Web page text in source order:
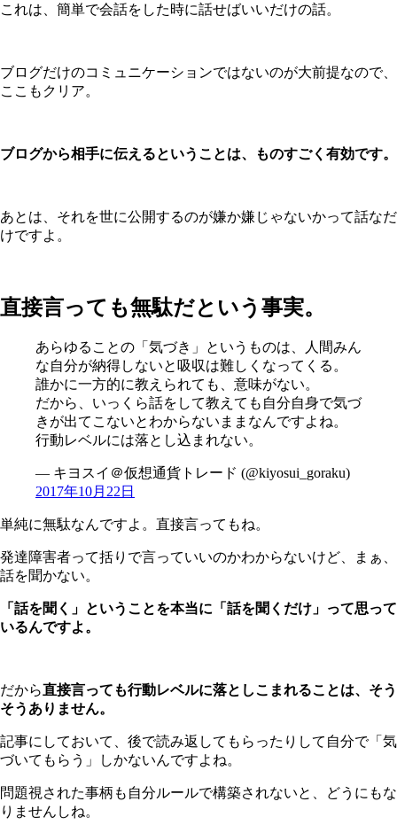
これは、簡単で会話をした時に話せばいいだけの話。
ブログだけのコミュニケーションではないのが大前提なので、
ここもクリア。
ブログから相手に伝えるということは、ものすごく有効です。
あとは、それを世に公開するのが嫌か嫌じゃないかって話なだ
けですよ。
直接言っても無駄だという事実。
あらゆることの「気づき」というものは、人間みん
な自分が納得しないと吸収は難しくなってくる。
誰かに一方的に教えられても、意味がない。
だから、いっくら話をして教えても自分自身で気づ
きが出てこないとわからないままなんですよね。
行動レベルには落とし込まれない。
— キヨスイ＠仮想通貨トレード (@kiyosui_goraku)
2017年10月22日
単純に無駄なんですよ。直接言ってもね。
発達障害者って括りで言っていいのかわからないけど、まぁ、
話を聞かない。
「話を聞く」ということを本当に「話を聞くだけ」って思って
いるんですよ。
だから直接言っても行動レベルに落としこまれることは、そう
そうありません。
記事にしておいて、後で読み返してもらったりして自分で「気
づいてもらう」しかないんですよね。
問題視された事柄も自分ルールで構築されないと、どうにもな
りませんしね。